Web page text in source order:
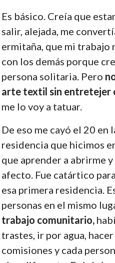
Es básico. Creía que
salir, alejada, me
ermitaña, que mi trabajo
con los demás porque
persona solitaria. Pero
arte textil sin entretejer
me lo voy a tatuar.
De eso me cayó el 20 en
residencia que hicimos
que aprender a abrirme
afecto. Fue catártico
esa primera residencia.
personas en el mismo
trabajo comunitario,
trastes, ir por agua,
comisiones y cada